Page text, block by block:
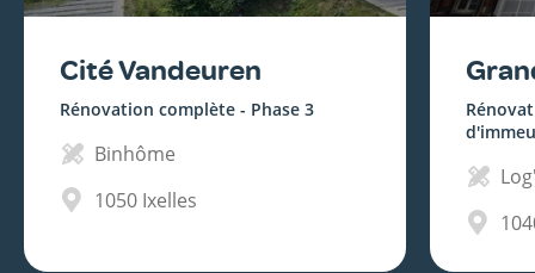
Cité Vandeuren
Rénovation complète - Phase 3
Binhôme
1050 Ixelles